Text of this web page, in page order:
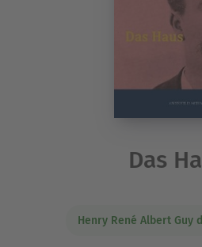
Das
Henry René Albert Guy